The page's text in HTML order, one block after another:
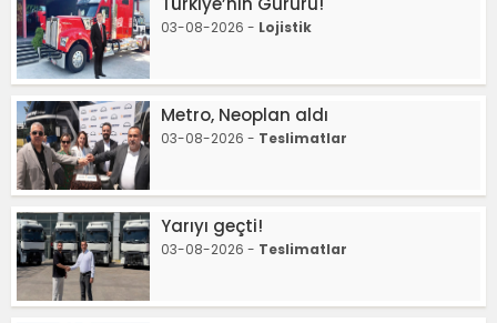
03-08-2026 - Lojistik
Metro, Neoplan aldı
03-08-2026 - Teslimatlar
Yarıyı geçti!
03-08-2026 - Teslimatlar